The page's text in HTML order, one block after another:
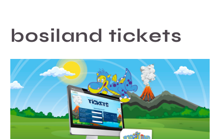
bosiland tickets